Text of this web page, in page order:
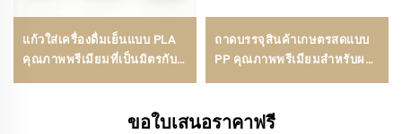
แก้วใส่เครื่องดื่มเย็นแบบ PLA
คุณภาพพรีเมียมที่เป็นมิตรกับ
ถาดบรรจุสินค้าเกษตรสดแบบ
PP คุณภาพพรีเมียมสำหรับผล
ขอใบเสนอราคาฟรี